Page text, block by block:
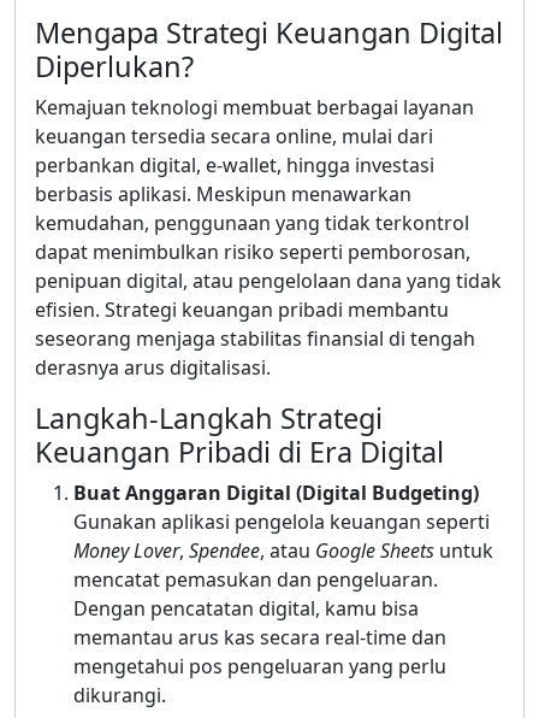
Mengapa Strategi Keuangan Digital
Diperlukan?
Kemajuan teknologi membuat berbagai layanan
keuangan tersedia secara online, mulai dari
perbankan digital, e-wallet, hingga investasi
berbasis aplikasi. Meskipun menawarkan
kemudahan, penggunaan yang tidak terkontrol
dapat menimbulkan risiko seperti pemborosan,
penipuan digital, atau pengelolaan dana yang tidak
efisien. Strategi keuangan pribadi membantu
seseorang menjaga stabilitas finansial di tengah
derasnya arus digitalisasi.
Langkah-Langkah Strategi
Keuangan Pribadi di Era Digital
Buat Anggaran Digital (Digital Budgeting)
Gunakan aplikasi pengelola keuangan seperti
Money Lover, Spendee, atau Google Sheets untuk
mencatat pemasukan dan pengeluaran.
Dengan pencatatan digital, kamu bisa
memantau arus kas secara real-time dan
mengetahui pos pengeluaran yang perlu
dikurangi.